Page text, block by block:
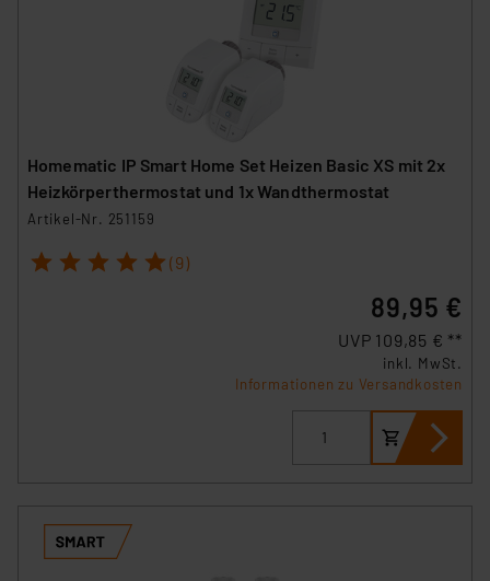
Homematic IP Smart Home Set Heizen Basic XS mit 2x
Heizkörperthermostat und 1x Wandthermostat
Artikel-Nr. 251159
1 2 3 4 5 (9)
89,95 €
UVP 109,85 € **
inkl. MwSt.
Informationen zu Versandkosten